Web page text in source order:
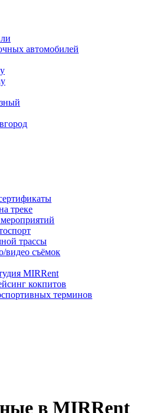
автомобилей
треке
трассы
видео съёмок
MIRRent
кокпитов
терминов
в MIRRent